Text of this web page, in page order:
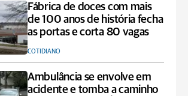
Fábrica de doces com mais
de 100 anos de história fecha
as portas e corta 80 vagas
COTIDIANO
Ambulância se envolve em
acidente e tomba a caminho